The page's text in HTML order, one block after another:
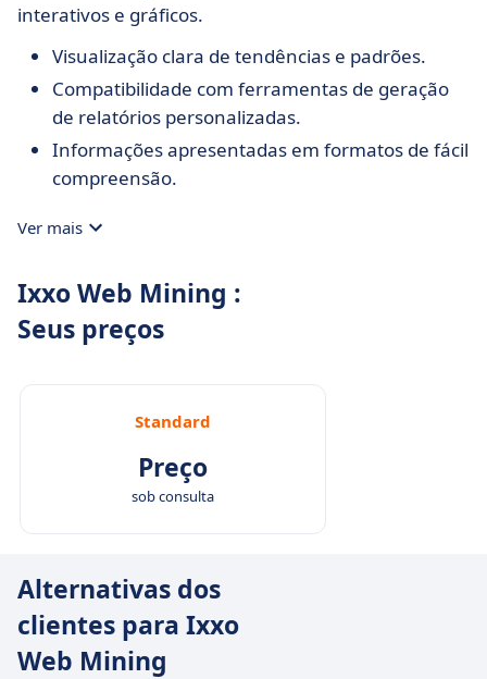
interativos e gráficos.
Visualização clara de tendências e padrões.
Compatibilidade com ferramentas de geração
de relatórios personalizadas.
Informações apresentadas em formatos de fácil
compreensão.
Ver mais
Ixxo Web Mining :
Seus preços
Standard
Preço
sob consulta
Alternativas dos
clientes para Ixxo
Web Mining